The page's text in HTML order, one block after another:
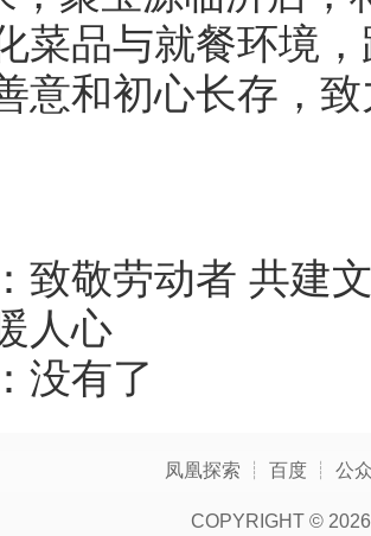
菜品与就餐环境
意和初心长存，
致敬劳动者 共建
人心
没有了
凤凰探索 ┊ 百度 ┊ 公
COPYRIGHT ©